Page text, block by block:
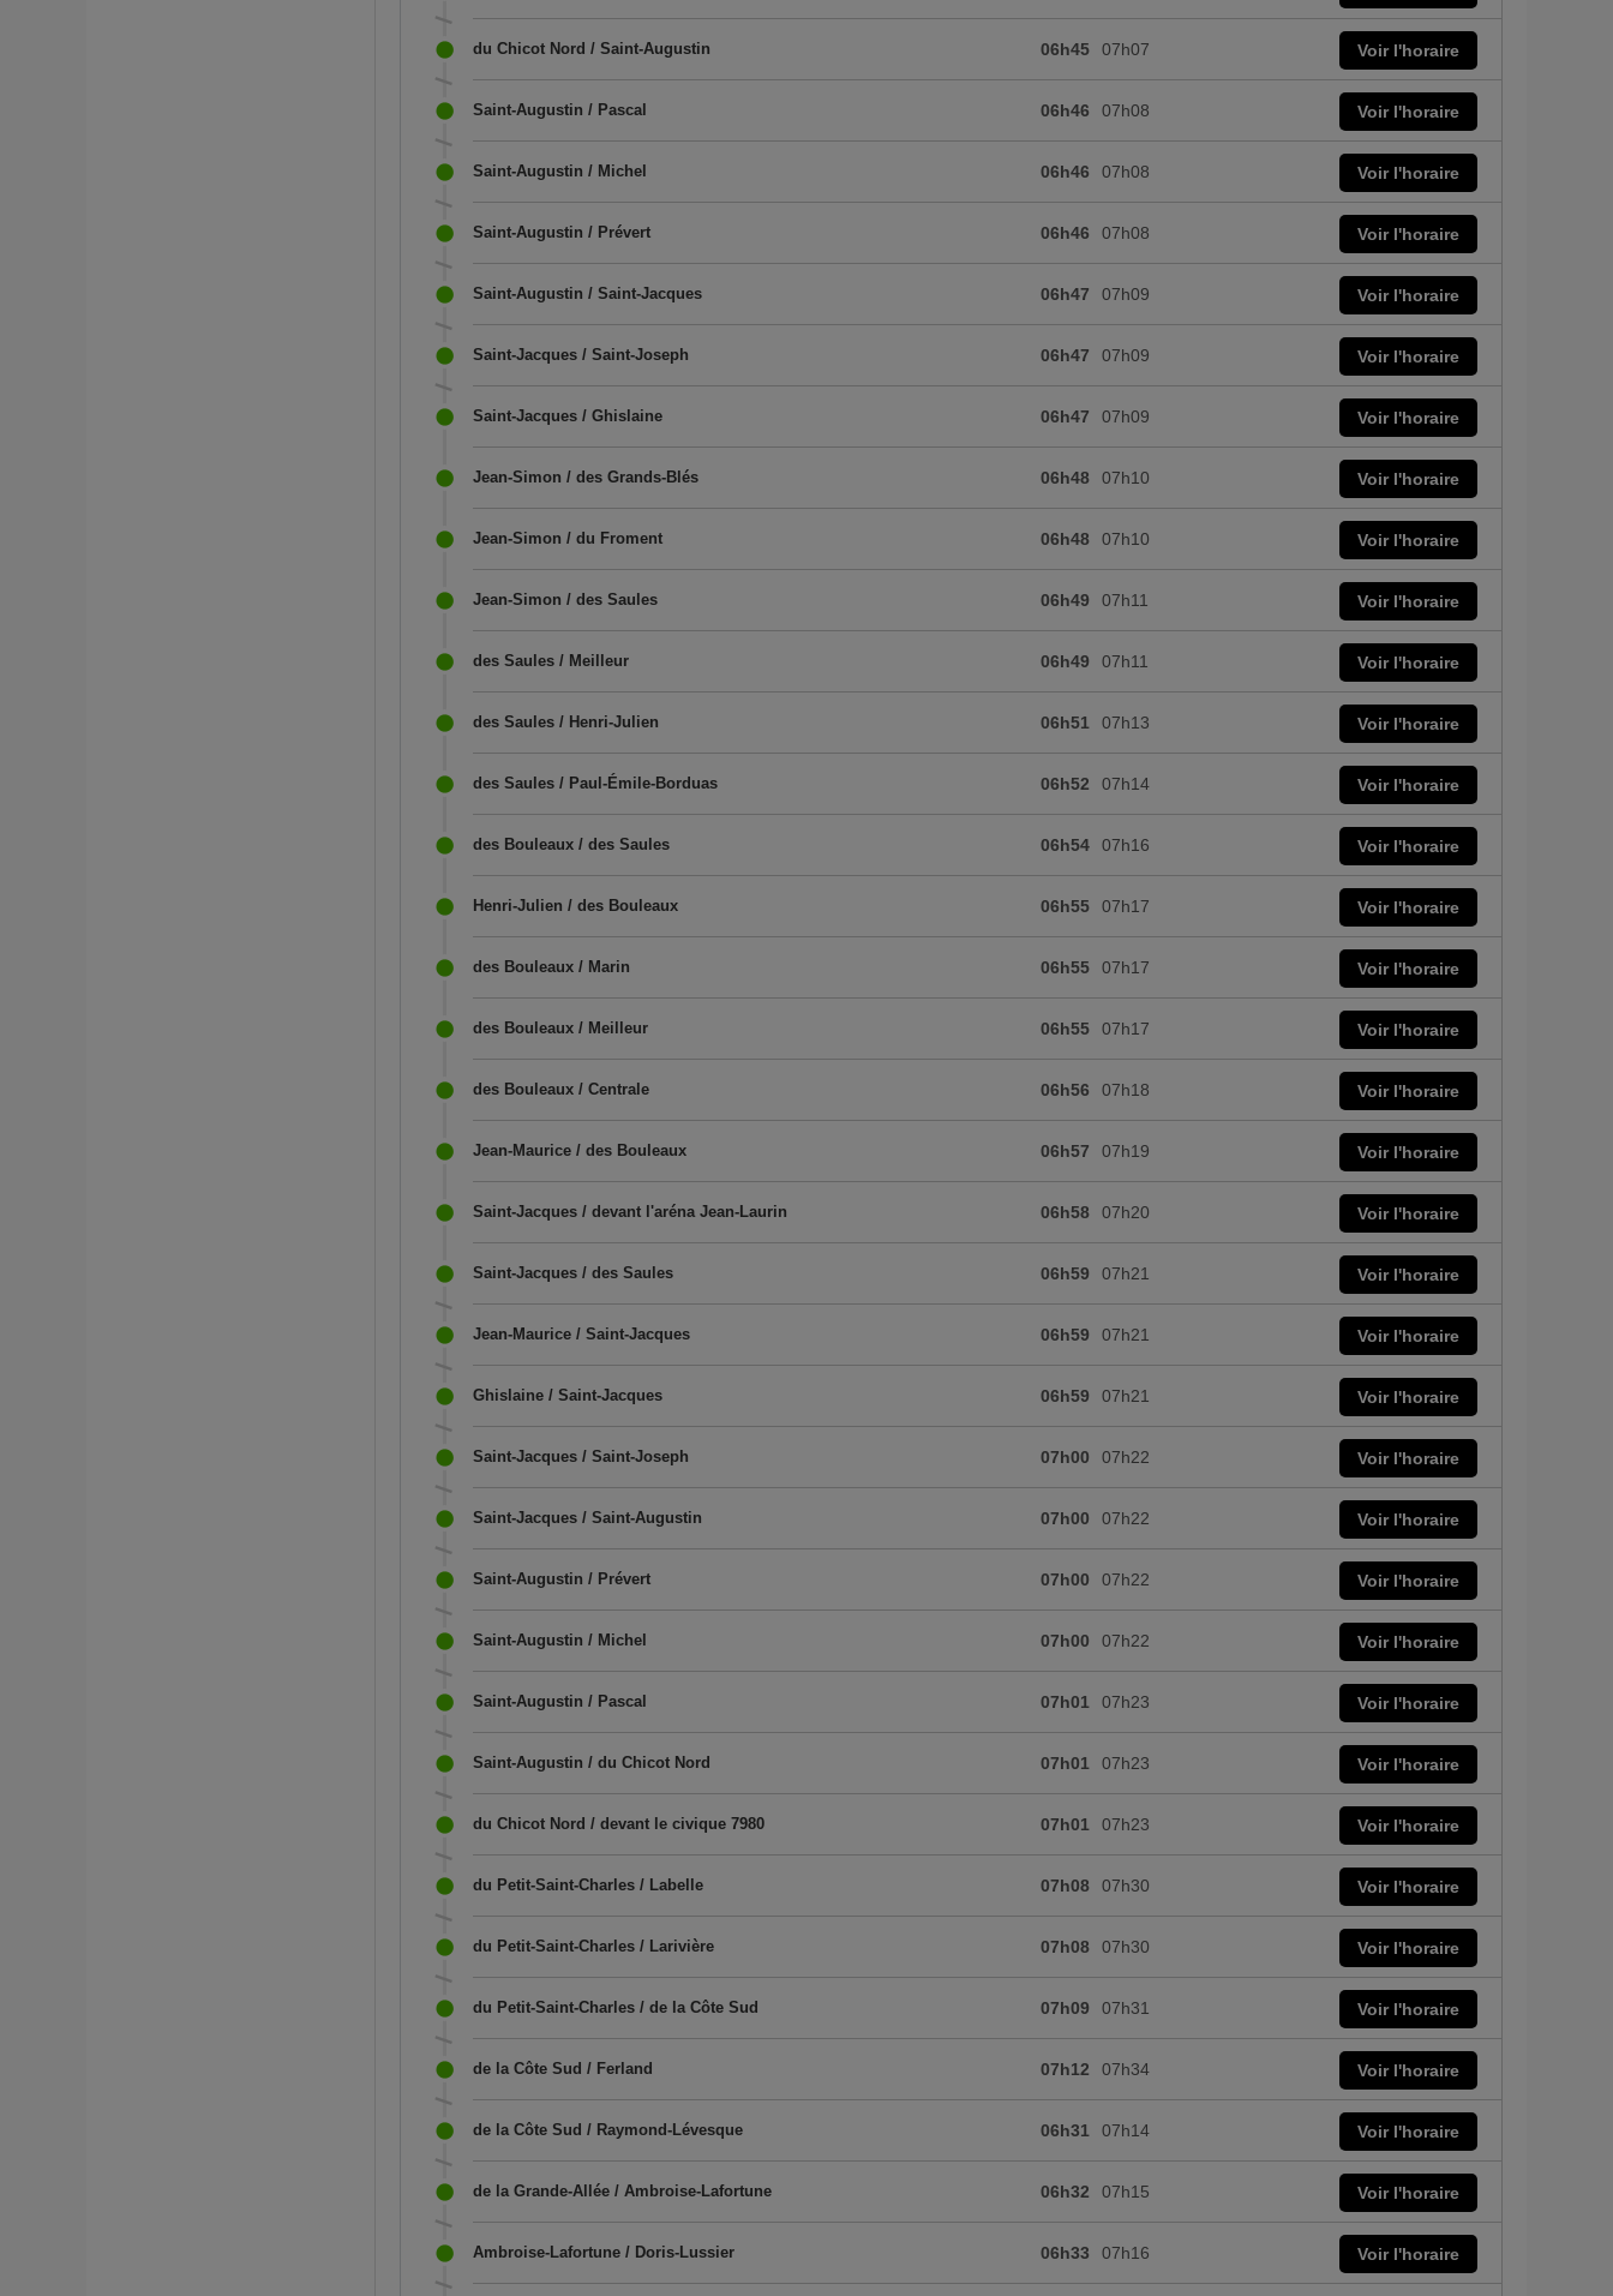
du Chicot Nord / Saint-Augustin Voir l'horaire
06h45 07h07
Saint-Augustin / Pascal Voir l'horaire
06h46 07h08
Saint-Augustin / Michel Voir l'horaire
06h46 07h08
Saint-Augustin / Prévert Voir l'horaire
06h46 07h08
Saint-Augustin / Saint-Jacques Voir l'horaire
06h47 07h09
Saint-Jacques / Saint-Joseph Voir l'horaire
06h47 07h09
Saint-Jacques / Ghislaine Voir l'horaire
06h47 07h09
Jean-Simon / des Grands-Blés Voir l'horaire
06h48 07h10
Jean-Simon / du Froment Voir l'horaire
06h48 07h10
Jean-Simon / des Saules Voir l'horaire
06h49 07h11
des Saules / Meilleur Voir l'horaire
06h49 07h11
des Saules / Henri-Julien Voir l'horaire
06h51 07h13
des Saules / Paul-Émile-Borduas Voir l'horaire
06h52 07h14
des Bouleaux / des Saules Voir l'horaire
06h54 07h16
Henri-Julien / des Bouleaux Voir l'horaire
06h55 07h17
des Bouleaux / Marin Voir l'horaire
06h55 07h17
des Bouleaux / Meilleur Voir l'horaire
06h55 07h17
des Bouleaux / Centrale Voir l'horaire
06h56 07h18
Jean-Maurice / des Bouleaux Voir l'horaire
06h57 07h19
Saint-Jacques / devant l'aréna Jean-Laurin Voir l'horaire
06h58 07h20
Saint-Jacques / des Saules Voir l'horaire
06h59 07h21
Jean-Maurice / Saint-Jacques Voir l'horaire
06h59 07h21
Ghislaine / Saint-Jacques Voir l'horaire
06h59 07h21
Saint-Jacques / Saint-Joseph Voir l'horaire
07h00 07h22
Saint-Jacques / Saint-Augustin Voir l'horaire
07h00 07h22
Saint-Augustin / Prévert Voir l'horaire
07h00 07h22
Saint-Augustin / Michel Voir l'horaire
07h00 07h22
Saint-Augustin / Pascal Voir l'horaire
07h01 07h23
Saint-Augustin / du Chicot Nord Voir l'horaire
07h01 07h23
du Chicot Nord / devant le civique 7980 Voir l'horaire
07h01 07h23
du Petit-Saint-Charles / Labelle Voir l'horaire
07h08 07h30
du Petit-Saint-Charles / Larivière Voir l'horaire
07h08 07h30
du Petit-Saint-Charles / de la Côte Sud Voir l'horaire
07h09 07h31
de la Côte Sud / Ferland Voir l'horaire
07h12 07h34
de la Côte Sud / Raymond-Lévesque Voir l'horaire
06h31 07h14
de la Grande-Allée / Ambroise-Lafortune Voir l'horaire
06h32 07h15
Ambroise-Lafortune / Doris-Lussier Voir l'horaire
06h33 07h16